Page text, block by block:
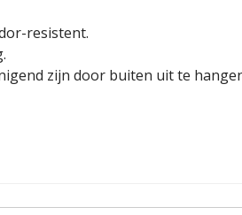
resistent.
zijn door buiten uit te